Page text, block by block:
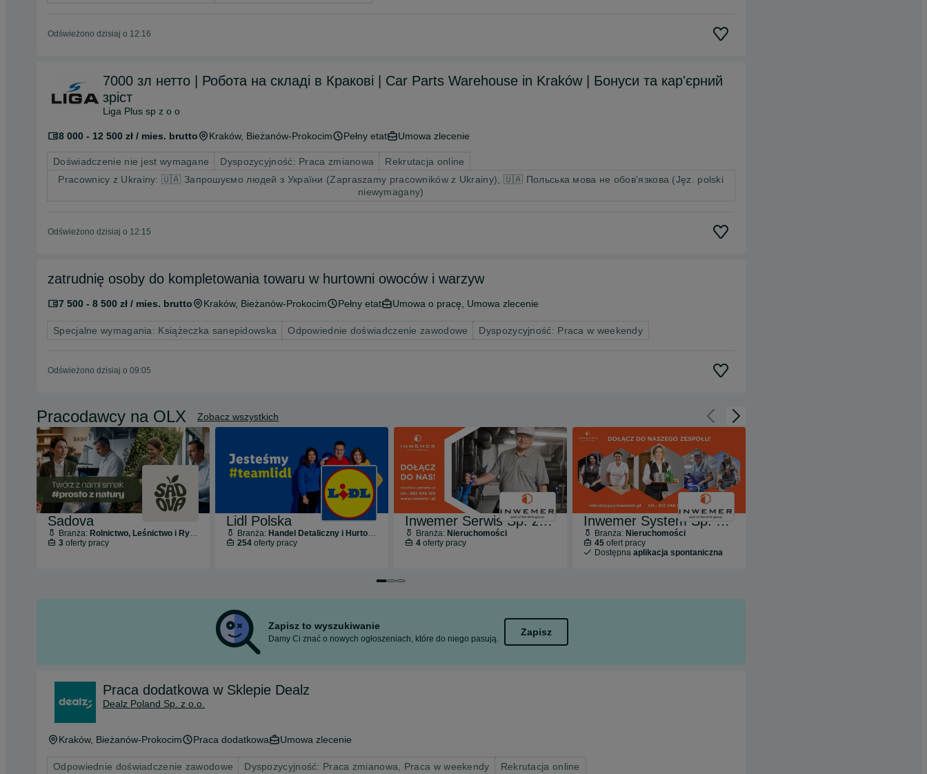
Odświeżono dzisiaj o 12:16
7000 зл нетто | Робота на складі в Кракові | Car Parts Warehouse in Kraków | Бонуси та кар'єрний
зріст
Liga Plus sp z o o
8 000 - 12 500 zł / mies. brutto Kraków, Bieżanów-Prokocim Pełny etat Umowa zlecenie
Doświadczenie nie jest wymagane Dyspozycyjność: Praca zmianowa
Rekrutacja online
Pracownicy z Ukrainy: 🇺🇦 Запрошуємо людей з України (Zapraszamy pracowników z Ukrainy), 🇺🇦 Польська мова не обов'язкова (Jęz. polski
niewymagany)
Odświeżono dzisiaj o 12:15
zatrudnię osoby do kompletowania towaru w hurtowni owoców i warzyw
7 500 - 8 500 zł / mies. brutto Kraków, Bieżanów-Prokocim Pełny etat Umowa o pracę, Umowa zlecenie
Specjalne wymagania: Książeczka sanepidowska Odpowiednie doświadczenie zawodowe Dyspozycyjność: Praca w weekendy
Odświeżono dzisiaj o 09:05
Pracodawcy na OLX Zobacz wszystkich Cofnij do slajdu 1 z 3
Przejdź do slajdu 2 z 3
Sadova
Branża: Rolnictwo, Leśnictwo i Rybołówstwo
3oferty pracy
Lidl Polska
Branża: Handel Detaliczny i Hurtowy
254oferty pracy
Inwemer Serwis Sp. z o.o.
Branża: Nieruchomości
4oferty pracy
Inwemer System Sp. z o.o.
Branża: Nieruchomości
45ofert pracy
Dostępna aplikacja spontaniczna
Przejdź do slajdu 1 z 3
Przejdź do slajdu 2 z 3
Przejdź do slajdu 3 z 3
Zapisz to wyszukiwanie
Damy Ci znać o nowych ogłoszeniach, które do niego pasują.
Zapisz
Praca dodatkowa w Sklepie Dealz
Dealz Poland Sp. z o.o.
Kraków, Bieżanów-Prokocim Praca dodatkowa Umowa zlecenie
Odpowiednie doświadczenie zawodowe Dyspozycyjność: Praca zmianowa, Praca w weekendy Rekrutacja online